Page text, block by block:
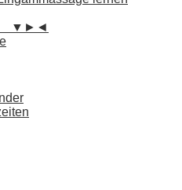
▼ ► ◄